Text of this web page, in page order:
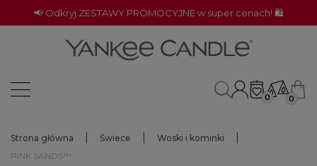
📢 Odkryj ZESTAWY PROMOCYJNE w super cenach! 🛍️
0 0
Strona główna Świece
Woski i kominki
PINK SANDS™